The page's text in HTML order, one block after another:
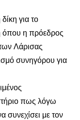
για το
όπου η πρόεδρος
Λάρισας
συνηγόρου για
πως λόγω
συνεχίσει με τον